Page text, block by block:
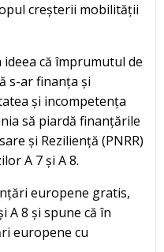
creșterii mobilității
că împrumutul de
s-ar finanța și
și incompetența
să piardă finanțările
și Reziliență (PNRR)
A 7 și A 8.
europene gratis,
A 8 și spune că în
europene cu